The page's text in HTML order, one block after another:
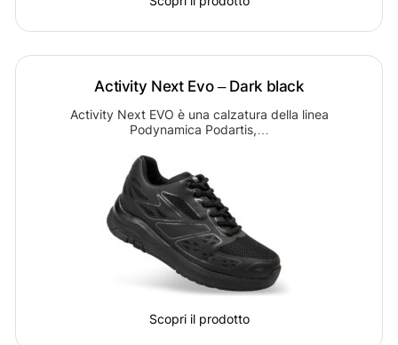
Activity Next Evo – Dark black
Activity Next EVO è una calzatura della linea
Podynamica Podartis,…
Scopri il prodotto